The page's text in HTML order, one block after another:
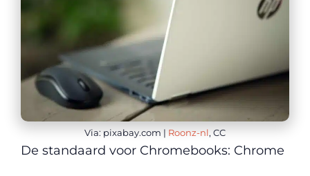
Via: pixabay.com | Roonz-nl, CC
De standaard voor Chromebooks: Chrome